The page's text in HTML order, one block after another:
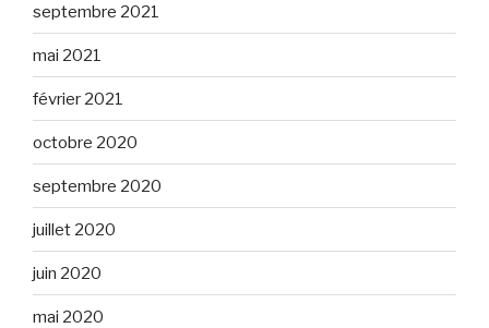
septembre 2021
mai 2021
février 2021
octobre 2020
septembre 2020
juillet 2020
juin 2020
mai 2020